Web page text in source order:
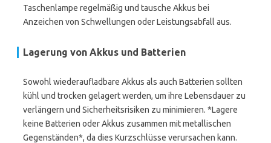
Taschenlampe regelmäßig und tausche Akkus bei
Anzeichen von Schwellungen oder Leistungsabfall aus.
Lagerung von Akkus und Batterien
Sowohl wiederaufladbare Akkus als auch Batterien sollten
kühl und trocken gelagert werden, um ihre Lebensdauer zu
verlängern und Sicherheitsrisiken zu minimieren. *Lagere
keine Batterien oder Akkus zusammen mit metallischen
Gegenständen*, da dies Kurzschlüsse verursachen kann.